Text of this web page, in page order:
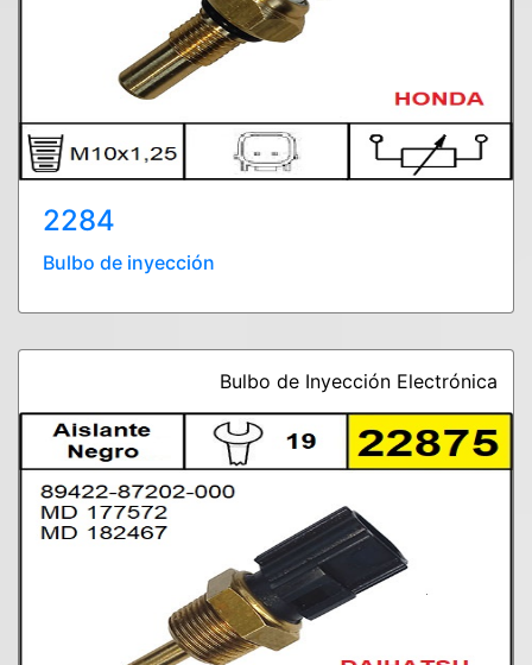
2284
Bulbo de inyección
Bulbo de Inyección Electrónica